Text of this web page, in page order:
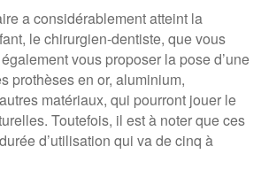
a considérablement atteint la
le chirurgien-dentiste, que vous
vous proposer la pose d’une
prothèses en or, aluminium,
matériaux, qui pourront jouer le
Toutefois, il est à noter que ces
d’utilisation qui va de cinq à